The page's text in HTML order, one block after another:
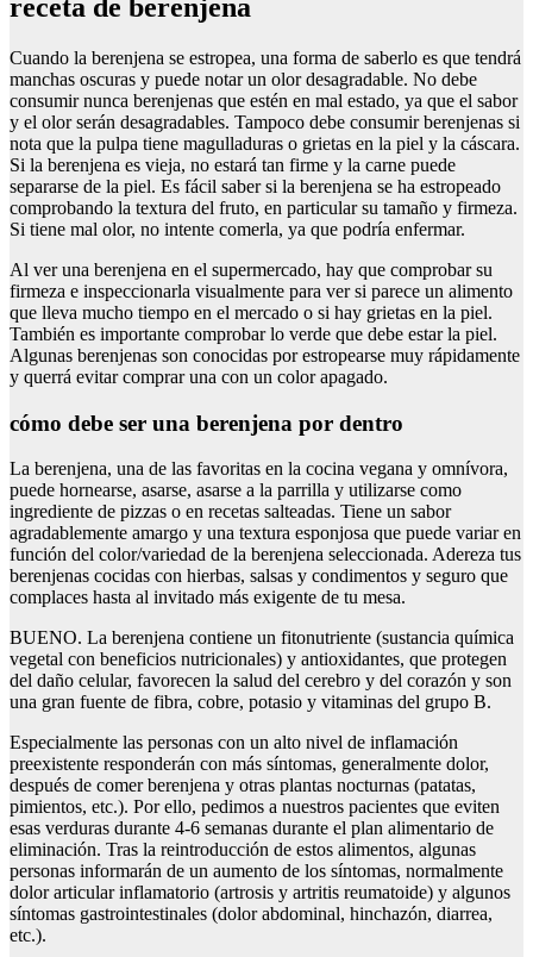
receta de berenjena
Cuando la berenjena se estropea, una forma de saberlo es que tendrá
manchas oscuras y puede notar un olor desagradable. No debe
consumir nunca berenjenas que estén en mal estado, ya que el sabor
y el olor serán desagradables. Tampoco debe consumir berenjenas si
nota que la pulpa tiene magulladuras o grietas en la piel y la cáscara.
Si la berenjena es vieja, no estará tan firme y la carne puede
separarse de la piel. Es fácil saber si la berenjena se ha estropeado
comprobando la textura del fruto, en particular su tamaño y firmeza.
Si tiene mal olor, no intente comerla, ya que podría enfermar.
Al ver una berenjena en el supermercado, hay que comprobar su
firmeza e inspeccionarla visualmente para ver si parece un alimento
que lleva mucho tiempo en el mercado o si hay grietas en la piel.
También es importante comprobar lo verde que debe estar la piel.
Algunas berenjenas son conocidas por estropearse muy rápidamente
y querrá evitar comprar una con un color apagado.
cómo debe ser una berenjena por dentro
La berenjena, una de las favoritas en la cocina vegana y omnívora,
puede hornearse, asarse, asarse a la parrilla y utilizarse como
ingrediente de pizzas o en recetas salteadas. Tiene un sabor
agradablemente amargo y una textura esponjosa que puede variar en
función del color/variedad de la berenjena seleccionada. Adereza tus
berenjenas cocidas con hierbas, salsas y condimentos y seguro que
complaces hasta al invitado más exigente de tu mesa.
BUENO. La berenjena contiene un fitonutriente (sustancia química
vegetal con beneficios nutricionales) y antioxidantes, que protegen
del daño celular, favorecen la salud del cerebro y del corazón y son
una gran fuente de fibra, cobre, potasio y vitaminas del grupo B.
Especialmente las personas con un alto nivel de inflamación
preexistente responderán con más síntomas, generalmente dolor,
después de comer berenjena y otras plantas nocturnas (patatas,
pimientos, etc.). Por ello, pedimos a nuestros pacientes que eviten
esas verduras durante 4-6 semanas durante el plan alimentario de
eliminación. Tras la reintroducción de estos alimentos, algunas
personas informarán de un aumento de los síntomas, normalmente
dolor articular inflamatorio (artrosis y artritis reumatoide) y algunos
síntomas gastrointestinales (dolor abdominal, hinchazón, diarrea,
etc.).